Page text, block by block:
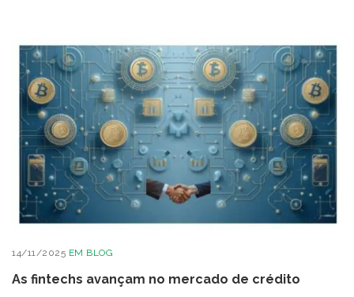
14/11/2025 EM BLOG
As fintechs avançam no mercado de crédito